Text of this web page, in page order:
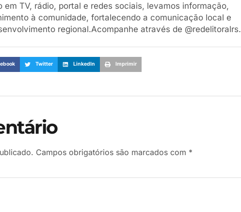
em TV, rádio, portal e redes sociais, levamos informação,
à comunidade, fortalecendo a comunicação local e
regional.Acompanhe através de @redelitoralrs.
Twitter LinkedIn Imprimir
Campos obrigatórios são marcados com *